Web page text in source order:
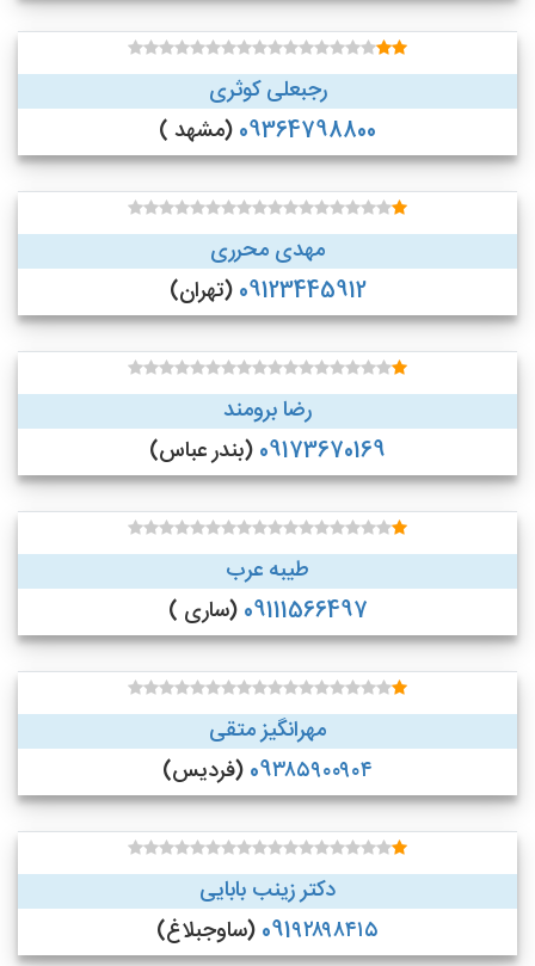
رجبعلی کوثری
09364798800 (مشهد )
مهدی محرری
09123445912 (تهران)
رضا برومند
09173670169 (بندر عباس)
طیبه عرب
09111566497 (ساری )
مهرانگیز متقی
09۳۸۵۹۰۰۹۰۴ (فردیس)
دکتر زینب بابایی
091۹۲۸۹۸۴۱۵ (ساوجبلاغ)